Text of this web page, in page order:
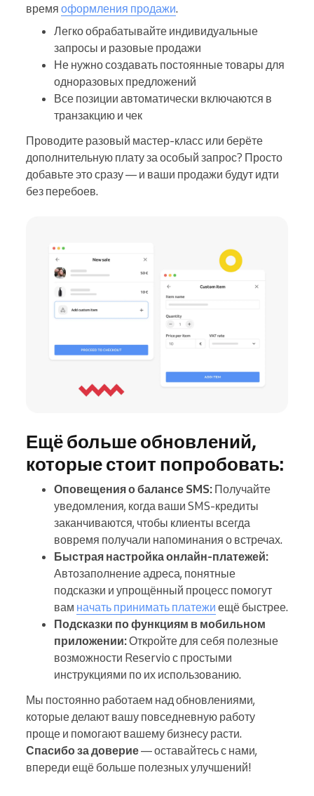
время оформления продажи.
Легко обрабатывайте индивидуальные
запросы и разовые продажи
Не нужно создавать постоянные товары для
одноразовых предложений
Все позиции автоматически включаются в
транзакцию и чек
Проводите разовый мастер-класс или берёте
дополнительную плату за особый запрос? Просто
добавьте это сразу — и ваши продажи будут идти
без перебоев.
Ещё больше обновлений,
которые стоит попробовать:
Оповещения о балансе SMS: Получайте
уведомления, когда ваши SMS-кредиты
заканчиваются, чтобы клиенты всегда
вовремя получали напоминания о встречах.
Быстрая настройка онлайн-платежей:
Автозаполнение адреса, понятные
подсказки и упрощённый процесс помогут
вам начать принимать платежи ещё быстрее.
Подсказки по функциям в мобильном
приложении:Откройте для себя полезные
возможности Reservio с простыми
инструкциями по их использованию.
Мы постоянно работаем над обновлениями,
которые делают вашу повседневную работу
проще и помогают вашему бизнесу расти.
Спасибо за доверие— оставайтесь с нами,
впереди ещё больше полезных улучшений!